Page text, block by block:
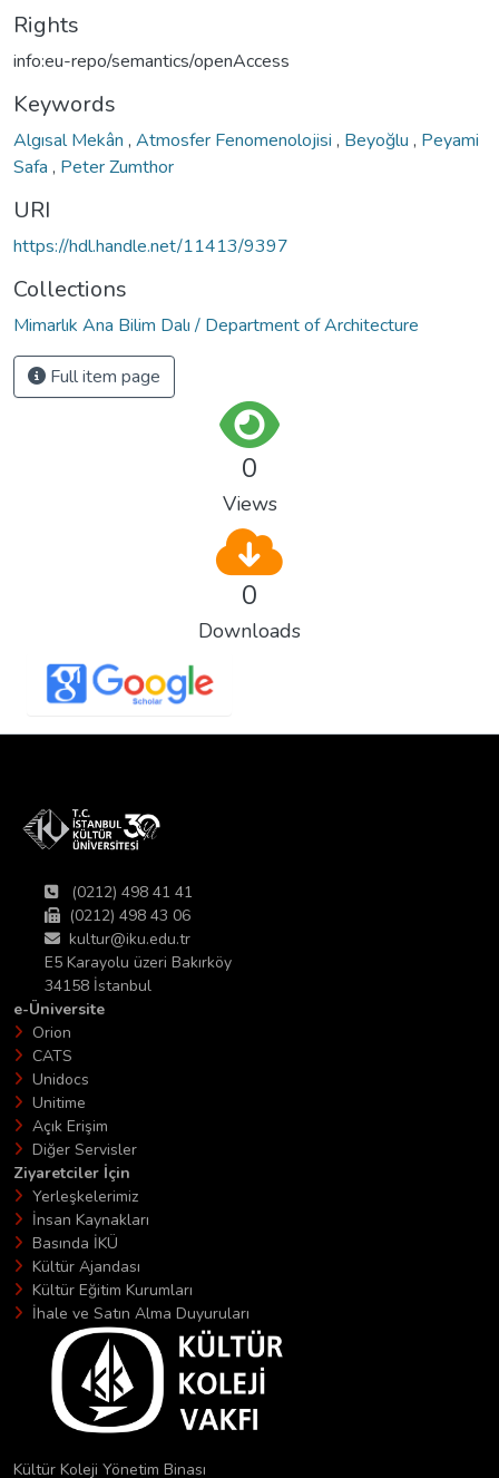
Rights
info:eu-repo/semantics/openAccess
Keywords
Algısal Mekân , Atmosfer Fenomenolojisi , Beyoğlu , Peyami
Safa , Peter Zumthor
URI
https://hdl.handle.net/11413/9397
Collections
Mimarlık Ana Bilim Dalı / Department of Architecture
Full item page
0
Views
0
Downloads
(0212) 498 41 41
(0212) 498 43 06
kultur@iku.edu.tr
E5 Karayolu üzeri Bakırköy
34158 İstanbul
e-Üniversite
Orion
CATS
Unidocs
Unitime
Açık Erişim
Diğer Servisler
Ziyaretciler İçin
Yerleşkelerimiz
İnsan Kaynakları
Basında İKÜ
Kültür Ajandası
Kültür Eğitim Kurumları
İhale ve Satın Alma Duyuruları
Kültür Koleji Yönetim Binası